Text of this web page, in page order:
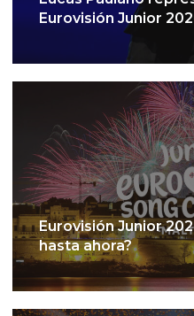
Eurovisión Junior
Eurovisión Junior
hasta ahora?